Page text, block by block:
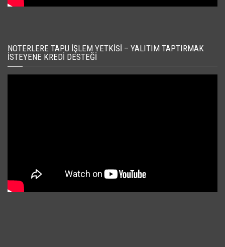
NOTERLERE TAPU İŞLEM YETKISI – YALITIM TAPTIRMAK
İSTEYENE KREDI DESTEĞI